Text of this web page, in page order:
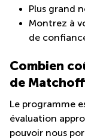
Plus grand
Montrez à
de
Combien
de
Le programme
évaluation
pouvoir nous